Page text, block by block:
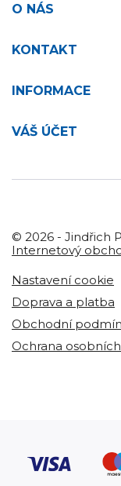
O NÁS
KONTAKT
INFORMACE
VÁŠ ÚČET
© 2026 - Jindřich
Internetový
Nastavení cookie
Doprava a platba
Obchodní
Ochrana